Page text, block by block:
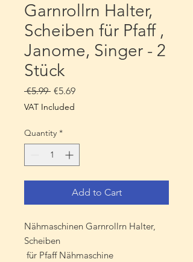
Garnrollrn Halter,
Scheiben für Pfaff ,
Janome, Singer - 2
Stück
€5.99 Regular
Price
€5.69Sale
VAT Included
Quantity *
Add to Cart
Nähmaschinen Garnrollrn Halter,
Scheiben
für Pfaff Nähmaschine